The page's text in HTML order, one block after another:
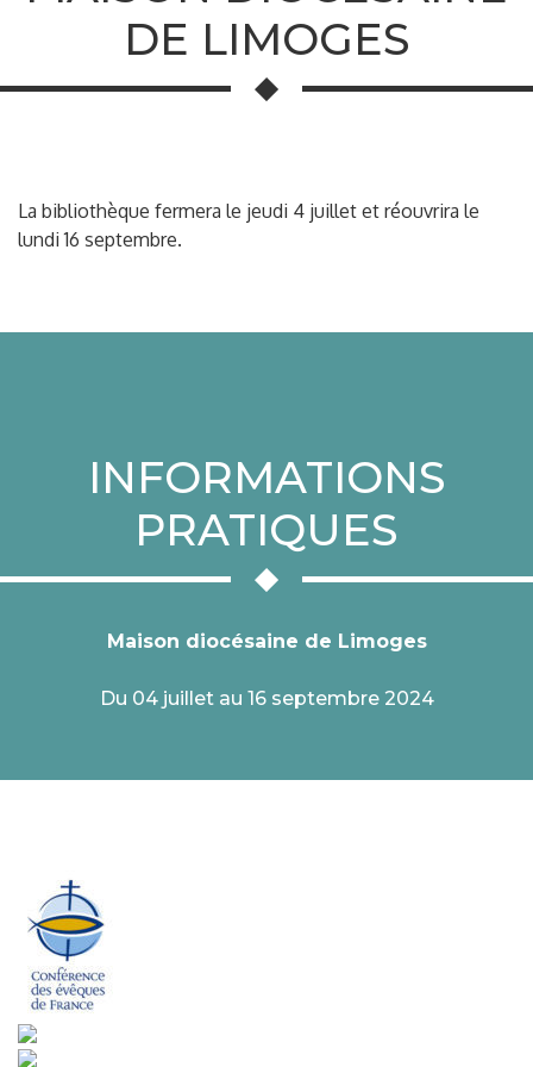
DE LIMOGES
La bibliothèque fermera le jeudi 4 juillet et réouvrira le
lundi 16 septembre.
INFORMATIONS
PRATIQUES
Maison diocésaine de Limoges
Du 04 juillet au 16 septembre 2024